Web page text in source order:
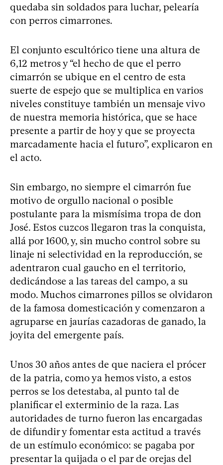
quedaba sin soldados para luchar, pelearía
con perros cimarrones.
El conjunto escultórico tiene una altura de
6,12 metros y “el hecho de que el perro
cimarrón se ubique en el centro de esta
suerte de espejo que se multiplica en varios
niveles constituye también un mensaje vivo
de nuestra memoria histórica, que se hace
presente a partir de hoy y que se proyecta
marcadamente hacia el futuro”, explicaron en
el acto.
Sin embargo, no siempre el cimarrón fue
motivo de orgullo nacional o posible
postulante para la mismísima tropa de don
José. Estos cuzcos llegaron tras la conquista,
allá por 1600, y, sin mucho control sobre su
linaje ni selectividad en la reproducción, se
adentraron cual gaucho en el territorio,
dedicándose a las tareas del campo, a su
modo. Muchos cimarrones pillos se olvidaron
de la famosa domesticación y comenzaron a
agruparse en jaurías cazadoras de ganado, la
joyita del emergente país.
Unos 30 años antes de que naciera el prócer
de la patria, como ya hemos visto, a estos
perros se los detestaba, al punto tal de
planificar el exterminio de la raza. Las
autoridades de turno fueron las encargadas
de difundir y fomentar esta actitud a través
de un estímulo económico: se pagaba por
presentar la quijada o el par de orejas del